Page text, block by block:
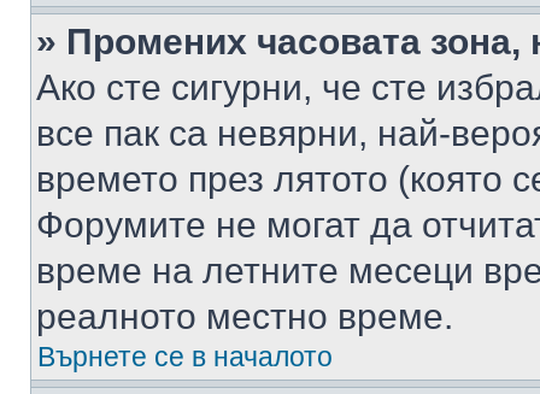
» Промених часовата
Ако сте сигурни, че сте
все пак са невярни, най-
времето през лятото (която
Форумите не могат да
време на летните месеци
реалното местно време.
Върнете се в началото